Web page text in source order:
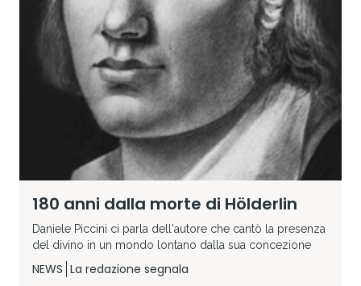
180 anni dalla morte di Hölderlin
Daniele Piccini ci parla dell'autore che cantò la presenza
del divino in un mondo lontano dalla sua concezione
NEWS La redazione segnala